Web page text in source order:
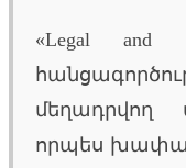
«Legal and
մեղադրվող
որպես